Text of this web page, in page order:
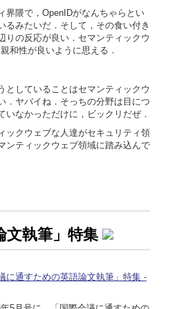
界隈で，OpenIDがなんちゃらとい
るみたいだ．そして，その食い付き
りの反応が良い．セマンティックウ
和性が良いように思える．
としていることはセマンティックウ
．ヤバイね．そっちの分野は目につ
いなかっただけに，ビックリだぜ．
ックウェブな人達がセキュリティ領
ンティックウェブ領域に踏み込んで
文執筆」特集
に通すための英語論文執筆」特集 -